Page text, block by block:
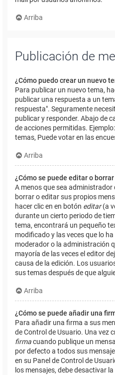
Arriba
Publicación de
¿Cómo puedo crear un nuevo
Para publicar un nuevo tema,
publicar una respuesta a un
respuesta". Seguramente
publicar y responder. Abajo de
de acciones permitidas.
temas, Puede votar en las
Arriba
¿Cómo se puede editar o
A menos que sea administrador
borrar o editar sus propios
hacer clic en en botón editar(a
durante un cierto periodo de
tema, encontrará un pequeño
modificado y las veces que lo
moderador o la administración
mayoría de las veces el editor
causa de la edición. Los
sus temas después de que
Arriba
¿Cómo se puede añadir una
Para añadir una firma a sus
de Control de Usuario. Una vez
firmacuando publique un
por defecto a todos sus
en su Panel de Control de
los mensajes, debe desactivar